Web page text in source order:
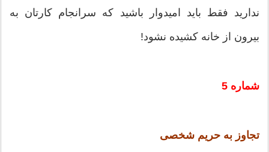
ندارید فقط باید امیدوار باشید که سرانجام کارتان به
بیرون از خانه کشیده نشود!
شماره 5
تجاوز به حریم شخصی